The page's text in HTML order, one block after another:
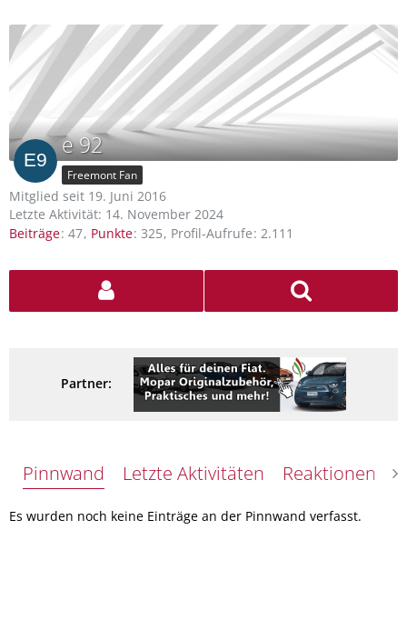
e 92
Freemont Fan
Mitglied seit 19. Juni 2016
Letzte Aktivität: 14. November 2024
Beiträge 47 Punkte 325 Profil-Aufrufe 2.111
Partner:
Pinnwand Letzte Aktivitäten Reaktionen
Es wurden noch keine Einträge an der Pinnwand verfasst.